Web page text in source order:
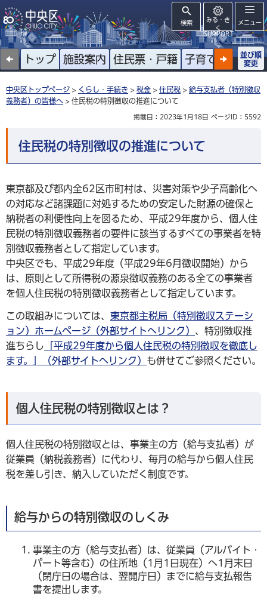
検索
みる・き
く
SUPPORT
メニュー
トップ 施設案内 住民票・戸籍 子育て 高齢者
並び順
変更
中央区トップページ > くらし・手続き > 税金 > 住民税 > 給与支払者（特別徴収
義務者）の皆様へ > 住民税の特別徴収の推進について
掲載日：2023年1月18日 ページID：5592
住民税の特別徴収の推進について
東京都及び都内全62区市町村は、災害対策や少子高齢化へ
の対応など諸課題に対処するための安定した財源の確保と
納税者の利便性向上を図るため、平成29年度から、個人住
民税の特別徴収義務者の要件に該当するすべての事業者を特
別徴収義務者として指定しています。
中央区でも、平成29年度（平成29年6月徴収開始）から
は、原則として所得税の源泉徴収義務のある全ての事業者
を個人住民税の特別徴収義務者として指定しています。
この取組みについては、 東京都主税局（特別徴収ステーシ
ョン）ホームページ（外部サイトへリンク） 、特別徴収推
進ちらし 「平成29年度から個人住民税の特別徴収を徹底し
ます。」（外部サイトへリンク） も併せてご参照ください。
個人住民税の特別徴収とは？
個人住民税の特別徴収とは、事業主の方（給与支払者）が
従業員（納税義務者）に代わり、毎月の給与から個人住民
税を差し引き、納入していただく制度です。
給与からの特別徴収のしくみ
事業主の方（給与支払者）は、従業員（アルバイト・
パート等含む）の住所地（1月1日現在）へ1月末日
（閉庁日の場合は、翌開庁日）までに給与支払報告
書を提出します。